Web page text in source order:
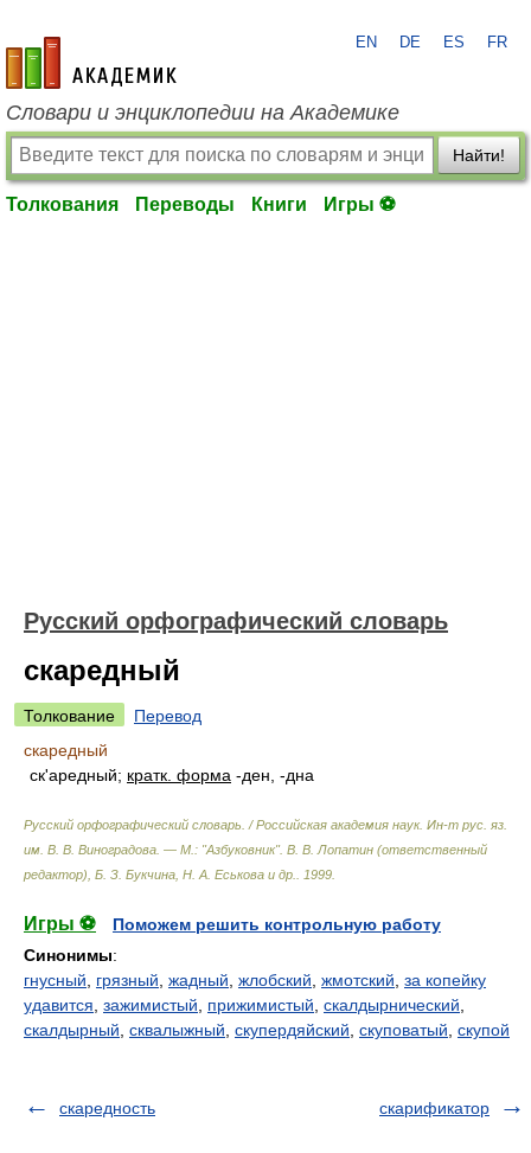
academic.ru
EN DE ES FR
Словари и энциклопедии на Академике
Найти!
Толкования Переводы Книги Игры ⚽
Русский орфографический словарь
скаредный
Толкование
Перевод
скаредный
ск'аредный; кратк. форма -ден, -дна
Русский орфографический словарь. / Российская академия наук. Ин-т рус. яз.
им. В. В. Виноградова. — М.: "Азбуковник". В. В. Лопатин (ответственный
редактор), Б. З. Букчина, Н. А. Еськова и др.
1999
Игры ⚽
Поможем решить контрольную работу
Синонимы:
гнусный
грязный жадный жлобский жмотский за копейку
удавится зажимистый прижимистый скалдырнический
скалдырный сквалыжный скупердяйский скуповатый скупой
скаредность скарификатор